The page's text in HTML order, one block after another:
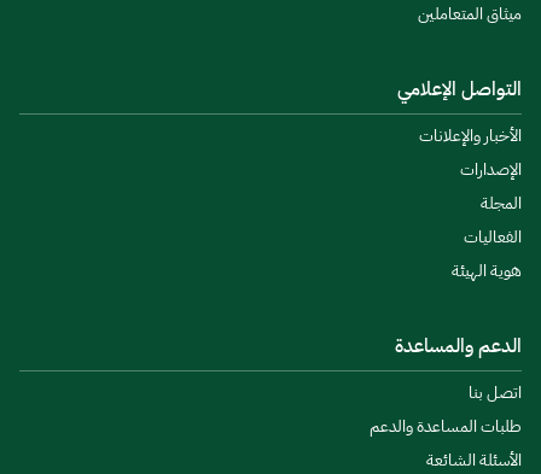
ميثاق المتعاملين
التواصل الإعلامي
الأخبار والإعلانات
الإصدارات
المجلة
الفعاليات
هوية الهيئة
الدعم والمساعدة
اتصل بنا
طلبات المساعدة والدعم
الأسئلة الشائعة